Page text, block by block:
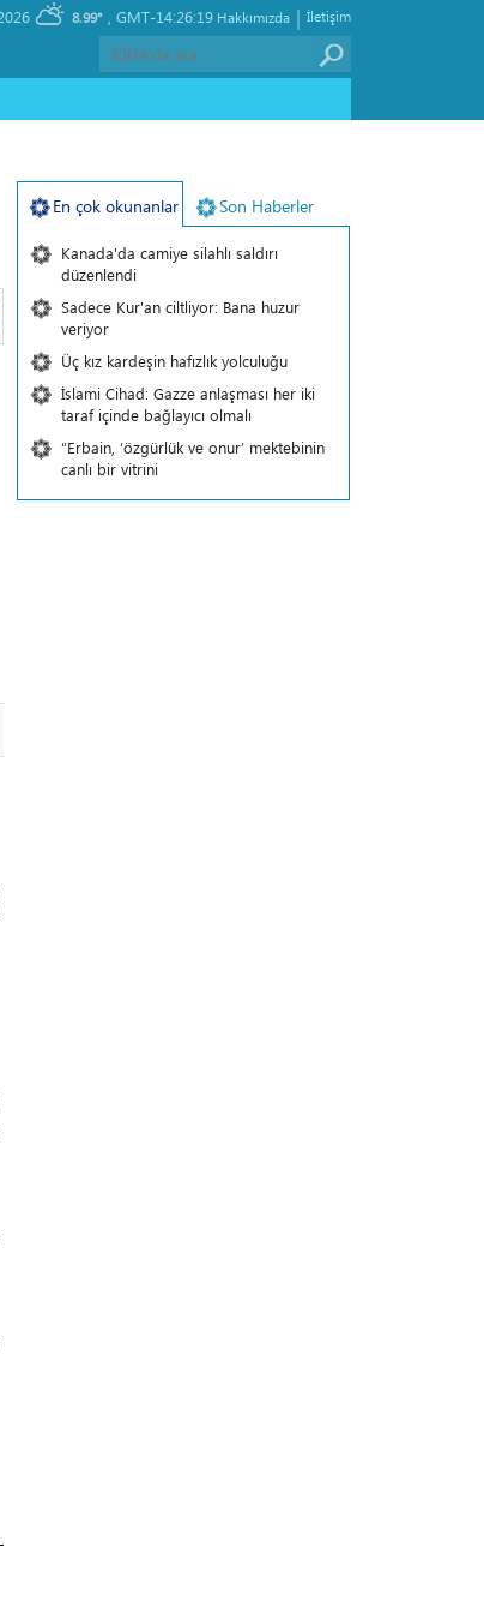
GMT-14:26:19
8.99° İletişim
|
Hakkımızda
En çok okunanlar Son Haberler
Kanada'da camiye silahlı saldırı
düzenlendi
Sadece Kur'an ciltliyor: Bana huzur
veriyor
Üç kız kardeşin hafızlık yolculuğu
İslami Cihad: Gazze anlaşması her iki
taraf içinde bağlayıcı olmalı
“Erbain, ‘özgürlük ve onur’ mektebinin
canlı bir vitrini